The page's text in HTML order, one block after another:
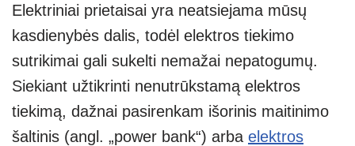
at
s
A
p
p
p
e
e
gr
a
m
er ss
e
n
g
er
ar
e
Elektriniai prietaisai yra neatsiejama mūsų
kasdienybės dalis, todėl elektros tiekimo
sutrikimai gali sukelti nemažai nepatogumų.
Siekiant užtikrinti nenutrūkstamą elektros
tiekimą, dažnai pasirenkam išorinis maitinimo
šaltinis (angl. „power bank“) arba elektros